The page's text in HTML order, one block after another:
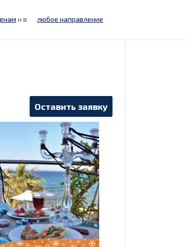
и в любое направление
Оставить заявку